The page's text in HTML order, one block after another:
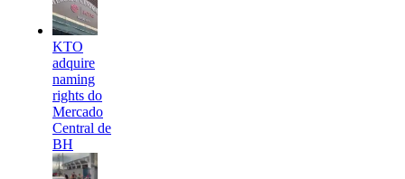
KTO
adquire
naming
rights do
Mercado
Central de
BH